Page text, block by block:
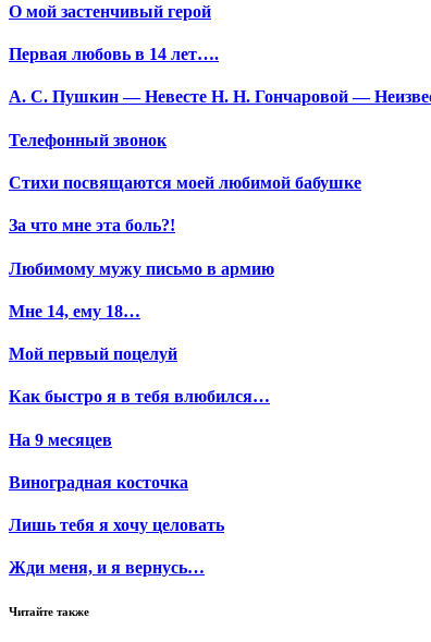
О мой застенчивый герой
Первая любовь в 14 лет….
А. С. Пушкин — Невесте Н. Н. Гончаровой —
Телефонный звонок
Стихи посвящаются моей любимой бабушке
За что мне эта боль?!
Любимому мужу письмо в армию
Мне 14, ему 18…
Мой первый поцелуй
Как быстро я в тебя влюбился…
На 9 месяцев
Виноградная косточка
Лишь тебя я хочу целовать
Жди меня, и я вернусь…
Читайте также